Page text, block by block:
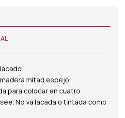
mitad espejo.
para colocar en cuatro
No va lacada o tintada como